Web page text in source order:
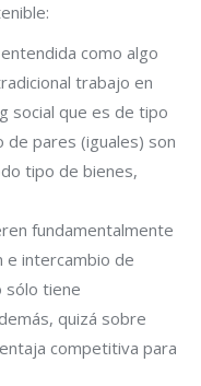
entendida como algo
trabajo en
social que es de tipo
de pares (iguales) son
tipo de bienes,
fundamentalmente
e intercambio de
sólo tiene
quizá sobre
competitiva para